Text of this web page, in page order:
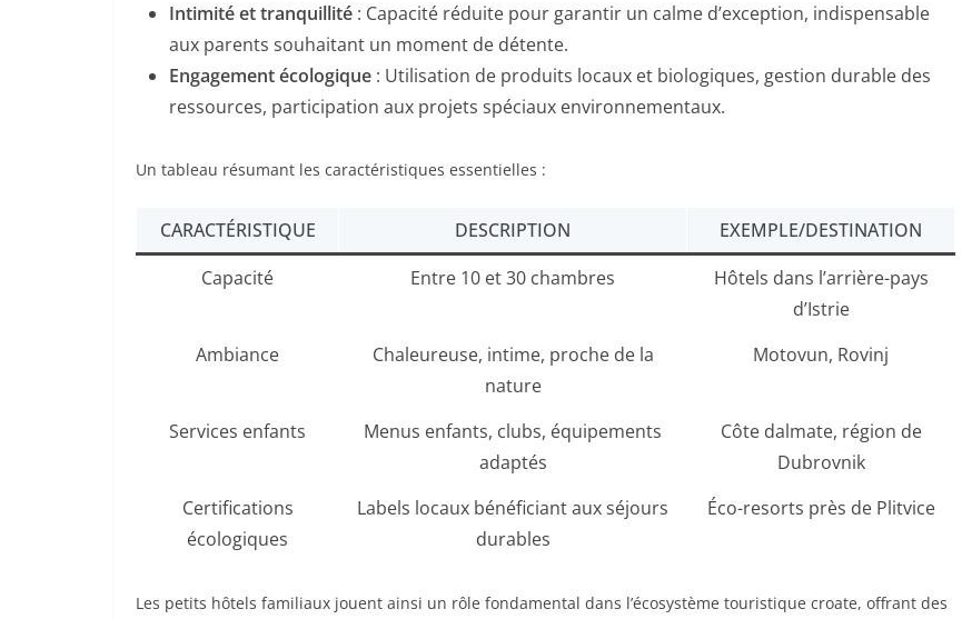
Intimité et tranquillité : Capacité réduite pour garantir un calme d’exception, indispensable
aux parents souhaitant un moment de détente.
Engagement écologique : Utilisation de produits locaux et biologiques, gestion durable des
ressources, participation aux projets spéciaux environnementaux.
Un tableau résumant les caractéristiques essentielles :
CARACTÉRISTIQUE DESCRIPTION
EXEMPLE/DESTINATION
Capacité
Entre 10 et 30 chambres
Hôtels dans l’arrière-pays
d’Istrie
Ambiance
Chaleureuse, intime, proche de la
nature
Motovun, Rovinj
Services enfants
Menus enfants, clubs, équipements
adaptés
Côte dalmate, région de
Dubrovnik
Certifications
écologiques
Labels locaux bénéficiant aux séjours
durables
Éco-resorts près de Plitvice
Les petits hôtels familiaux jouent ainsi un rôle fondamental dans l’écosystème touristique croate, offrant des